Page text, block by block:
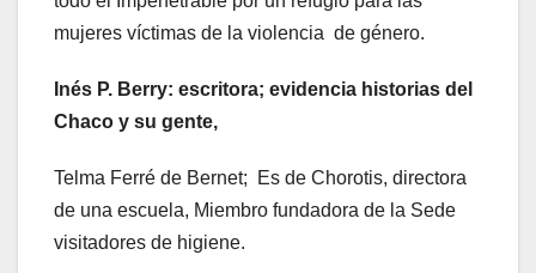
mujeres víctimas de la violencia de género.
Inés P. Berry: escritora; evidencia historias del
Chaco y su gente,
Telma Ferré de Bernet; Es de Chorotis, directora
de una escuela, Miembro fundadora de la Sede
visitadores de higiene.